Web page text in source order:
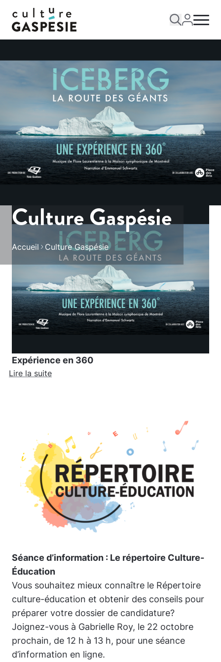
Culture Gaspésie
Accueil Culture Gaspésie
Expérience en 360
Lire la suite
Séance d’information : Le répertoire Culture-
Éducation
Vous souhaitez mieux connaître le Répertoire
culture-éducation et obtenir des conseils pour
préparer votre dossier de candidature?
Joignez-vous à Gabrielle Roy, le 22 octobre
prochain, de 12 h à 13 h, pour une séance
d’information en ligne.